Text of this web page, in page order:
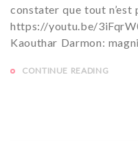
constater que tout n’est
https://youtu.be/
Kaouthar Darmon:
CONTINUE READING